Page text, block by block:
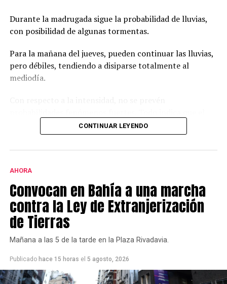
Durante la madrugada sigue la probabilidad de lluvias,
con posibilidad de algunas tormentas.
Para la mañana del jueves, pueden continuar las lluvias,
pero débiles, tendiendo a disiparse totalmente al
mediodía.
aire más inestable no va a llegar tan al sur de la
provincia.
sería entre las 23 y las 5 AM. Aun así, los acumulados
esperados para todo el evento rondan entre los 20 y 30
mm.
Durante la mañana y la tarde del jueves se espera
presencia de viento, con ráfagas que pueden alcanzar
los 30-40 km/h.
CONTINUAR LEYENDO
AHORA
Convocan en Bahía a una marcha
contra la Ley de Extranjerización
de Tierras
Mañana a las 5 de la tarde en la Plaza Rivadavia.
Publicado hace 15 horas el 5 agosto, 2026